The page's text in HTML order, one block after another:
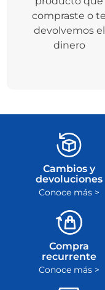
Cambios y
Conoce más >
Compra
Conoce más >
Retira en tienda